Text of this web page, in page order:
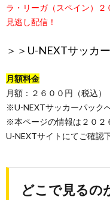
ラ・リーガ（スペイン）２
見逃し配信！
＞＞ U-NEXTサッカ
月額料金
月額：２６００円（税込）
※U-NEXTサッカーパック
※本ページの情報は２０２
U-NEXTサイトにてご確認
どこで見るの